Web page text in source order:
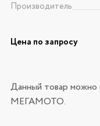
Производитель
Цена по запросу
Данный товар можно
МЕГАМОТО.